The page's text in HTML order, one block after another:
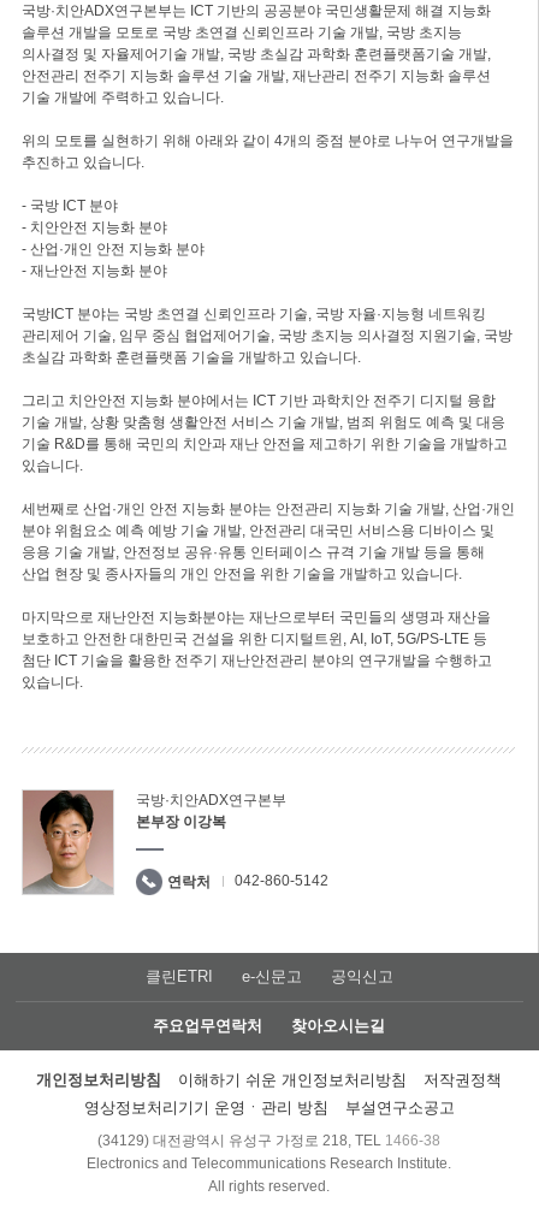
국방·치안ADX연구본부는 ICT 기반의 공공분야 국민생활문제 해결 지능화
솔루션 개발을 모토로 국방 초연결 신뢰인프라 기술 개발, 국방 초지능
의사결정 및 자율제어기술 개발, 국방 초실감 과학화 훈련플랫폼기술 개발,
안전관리 전주기 지능화 솔루션 기술 개발, 재난관리 전주기 지능화 솔루션
기술 개발에 주력하고 있습니다.
위의 모토를 실현하기 위해 아래와 같이 4개의 중점 분야로 나누어 연구개발을
추진하고 있습니다.
- 국방 ICT 분야
- 치안안전 지능화 분야
- 산업·개인 안전 지능화 분야
- 재난안전 지능화 분야
국방ICT 분야는 국방 초연결 신뢰인프라 기술, 국방 자율·지능형 네트워킹
관리제어 기술, 임무 중심 협업제어기술, 국방 초지능 의사결정 지원기술, 국방
초실감 과학화 훈련플랫폼 기술을 개발하고 있습니다.
그리고 치안안전 지능화 분야에서는 ICT 기반 과학치안 전주기 디지털 융합
기술 개발, 상황 맞춤형 생활안전 서비스 기술 개발, 범죄 위험도 예측 및 대응
기술 R&D를 통해 국민의 치안과 재난 안전을 제고하기 위한 기술을 개발하고
있습니다.
세번째로 산업·개인 안전 지능화 분야는 안전관리 지능화 기술 개발, 산업·개인
분야 위험요소 예측 예방 기술 개발, 안전관리 대국민 서비스용 디바이스 및
응용 기술 개발, 안전정보 공유·유통 인터페이스 규격 기술 개발 등을 통해
산업 현장 및 종사자들의 개인 안전을 위한 기술을 개발하고 있습니다.
마지막으로 재난안전 지능화분야는 재난으로부터 국민들의 생명과 재산을
보호하고 안전한 대한민국 건설을 위한 디지털트윈, AI, IoT, 5G/PS-LTE 등
첨단 ICT 기술을 활용한 전주기 재난안전관리 분야의 연구개발을 수행하고
있습니다.
국방·치안ADX연구본부
본부장 이강복
연락처 042-860-5142
클린ETRI e-신문고 공익신고
주요업무연락처 찾아오시는길
개인정보처리방침 이해하기 쉬운 개인정보처리방침
저작권정책
영상정보처리기기 운영ㆍ관리 방침
부설연구소공고
(34129) 대전광역시 유성구 가정로 218, TEL 1466-38
Electronics and Telecommunications Research Institute.
All rights reserved.